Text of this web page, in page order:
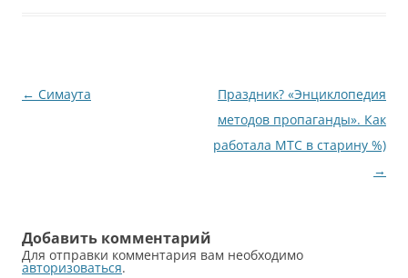
Навигация
← Симаута
Праздник? «Энциклопедия
методов пропаганды». Как
работала МТС в старину %)
→
Добавить комментарий
Для отправки комментария вам необходимо
авторизоваться.